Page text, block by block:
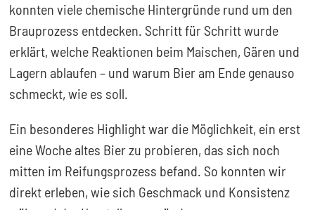
konnten viele chemische Hintergründe rund um den
Brauprozess entdecken. Schritt für Schritt wurde
erklärt, welche Reaktionen beim Maischen, Gären und
Lagern ablaufen – und warum Bier am Ende genauso
schmeckt, wie es soll.
Ein besonderes Highlight war die Möglichkeit, ein erst
eine Woche altes Bier zu probieren, das sich noch
mitten im Reifungsprozess befand. So konnten wir
direkt erleben, wie sich Geschmack und Konsistenz